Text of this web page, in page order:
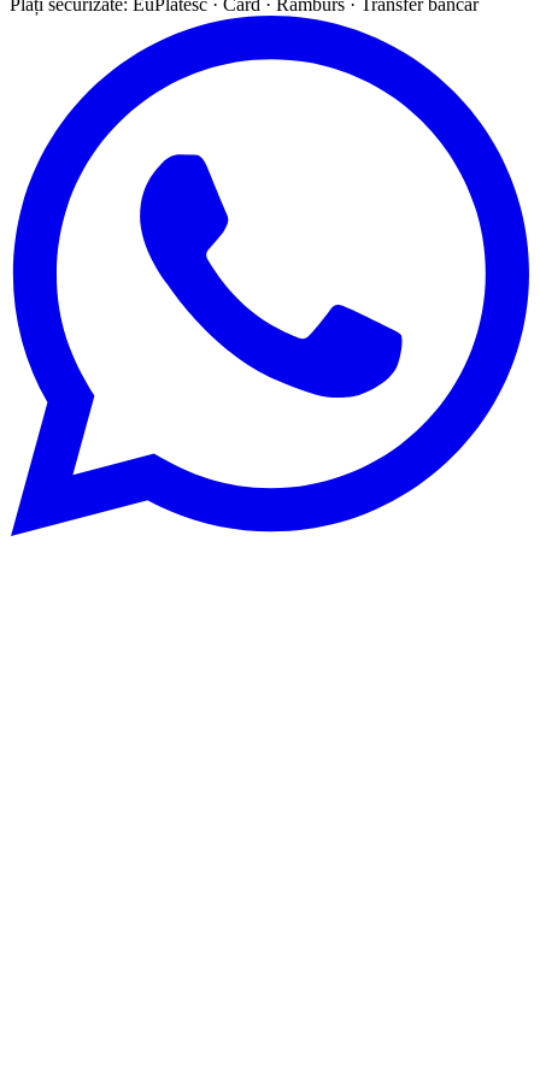
Plăți securizate: EuPlătesc · Card · Ramburs · Transfer bancar